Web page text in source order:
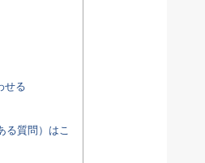
せる
る質問）はこ